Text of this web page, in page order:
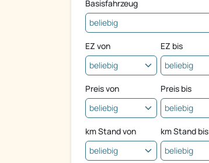
Basisfahrzeug
EZ von EZ bis
Preis von Preis bis
km Stand von km Stand bis